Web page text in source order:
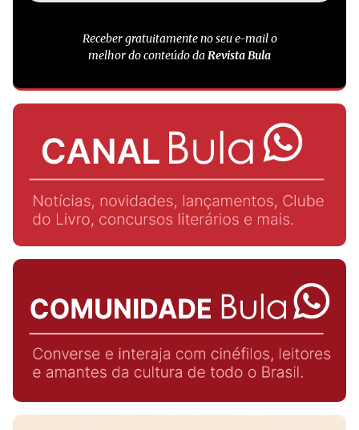
Receber gratuitamente no seu e-mail o
melhor do conteúdo daRevista Bula